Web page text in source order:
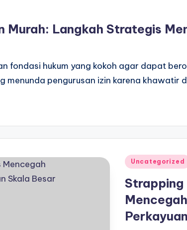
Murah: Langkah Strategis
fondasi hukum yang kokoh agar dapat
menunda pengurusan izin karena khawatir
Posted
Uncategorized
Strapping